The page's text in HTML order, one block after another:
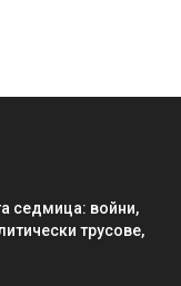
седмица: войни,
трусове,